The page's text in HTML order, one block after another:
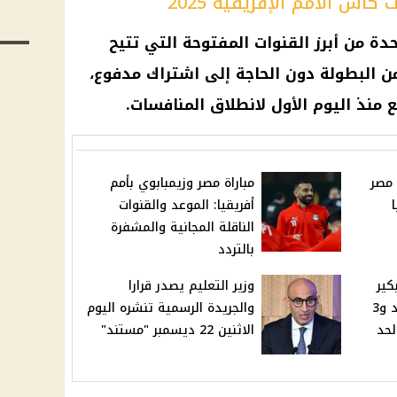
من أبرز القنوات المفتوحة التي تتيح
البطولة دون الحاجة إلى اشتراك مدفوع،
اليوم الأول لانطلاق المنافسات.
مصر
مباراة مصر وزيمبابوي بأمم
أفريقيا: الموعد والقنوات
الناقلة المجانية والمشفرة
بالتردد
برأس السنة: حسم الموعد و3
وزير التعليم يصدر قرارا
والجريدة الرسمية تنشره اليوم
الاثنين 22 ديسمبر "مستند"